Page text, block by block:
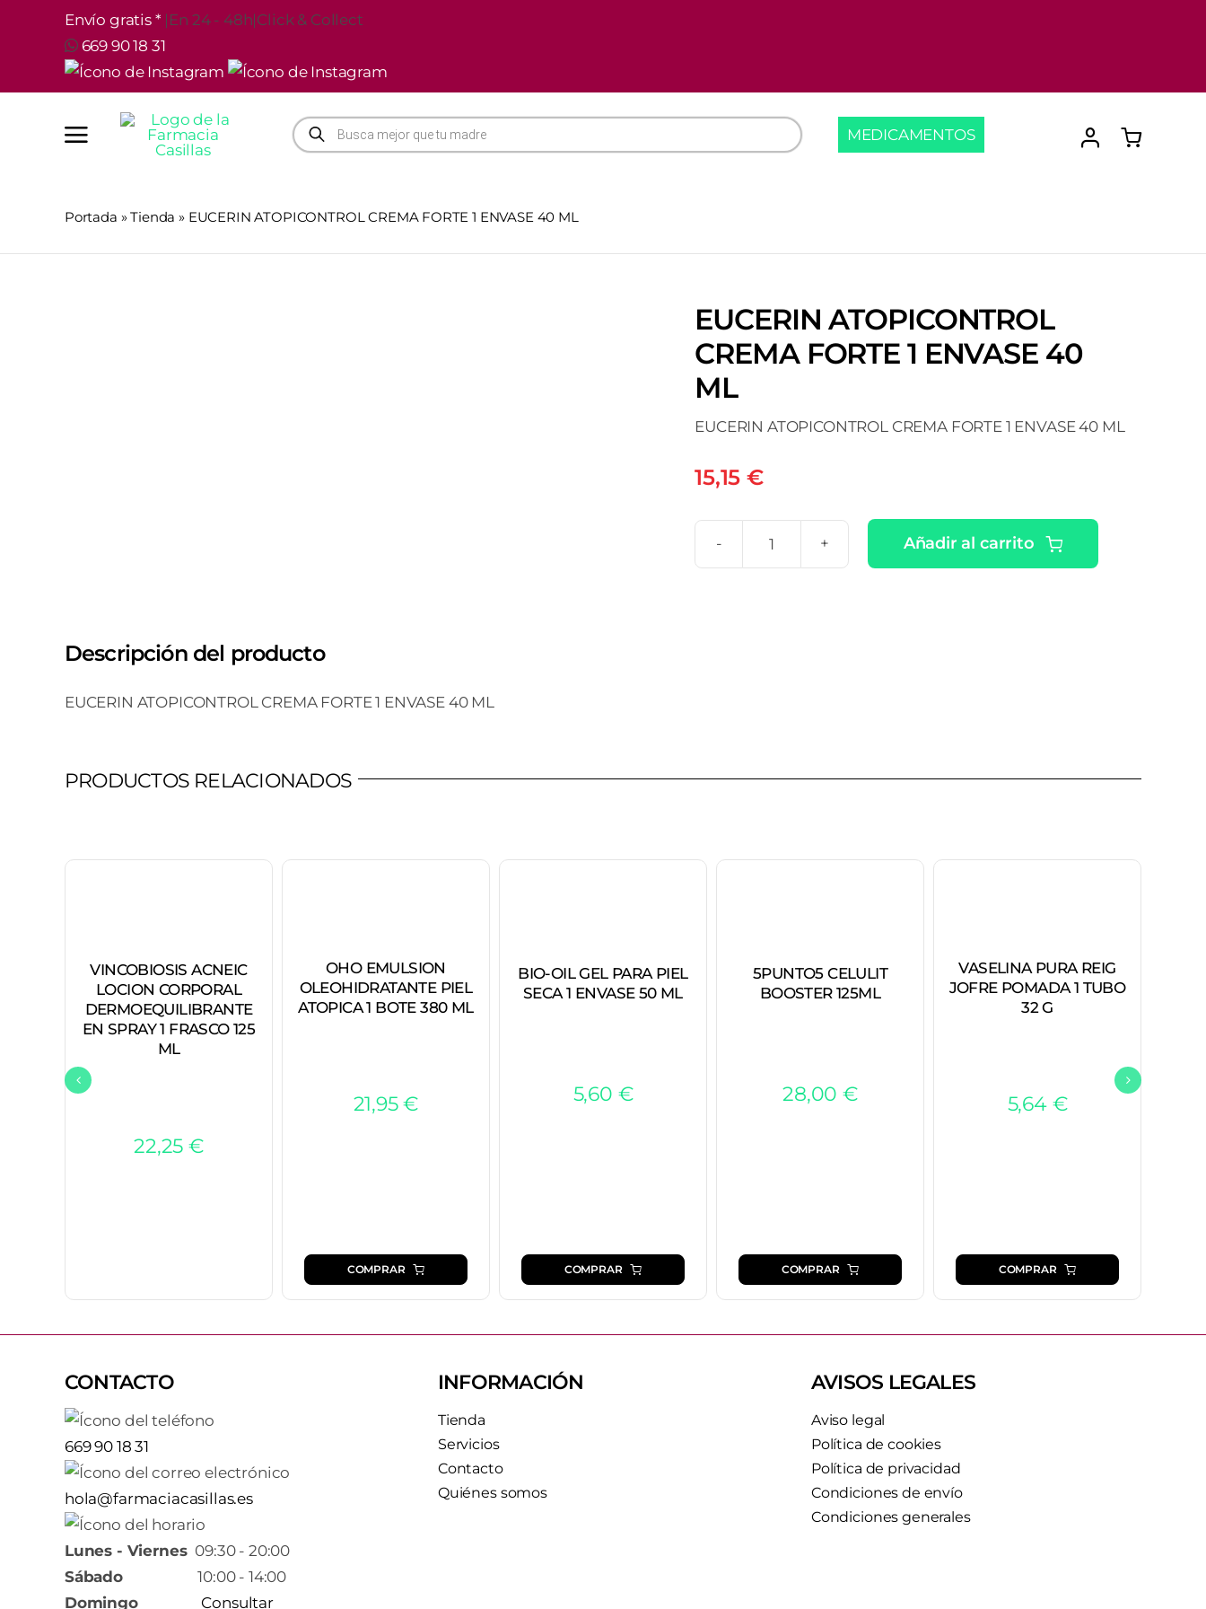
contenido
Envío gratis * | En 24 - 48h|Click & Collect
669 90 18 31
Búsqueda
de
productos
MEDICAMENTOS
Portada »Tienda » EUCERIN ATOPICONTROL CREMA FORTE 1 ENVASE 40 ML
EUCERIN ATOPICONTROL
CREMA FORTE 1 ENVASE 40
ML
EUCERIN ATOPICONTROL CREMA FORTE 1 ENVASE 40 ML
15,15 €
EUCERIN
Añadir al carrito
Descripción del producto
EUCERIN ATOPICONTROL CREMA FORTE 1 ENVASE 40 ML
PRODUCTOS RELACIONADOS
VINCOBIOSIS ACNEIC
LOCION CORPORAL
DERMOEQUILIBRANTE
EN SPRAY 1 FRASCO 125
ML
22,25 €
OHO EMULSION
OLEOHIDRATANTE PIEL
ATOPICA 1 BOTE 380 ML
21,95€
COMPRAR
BIO-OIL GEL PARA PIEL
SECA 1 ENVASE 50 ML
5,60 €
COMPRAR
5PUNTO5 CELULIT
BOOSTER 125ML
28,00 €
COMPRAR
VASELINA PURA REIG
JOFRE POMADA 1 TUBO
32 G
5,64 €
COMPRAR
CONTACTO
669 90 18 31
hola@farmaciacasillas.es
Lunes - Viernes09:30 - 20:00
Sábado10:00 - 14:00
Domingo
Consultar
INFORMACIÓN
Tienda
Servicios
Contacto
Quiénes somos
AVISOS LEGALES
Aviso legal
Política de cookies
Política de privacidad
Condiciones de envío
Condiciones generales